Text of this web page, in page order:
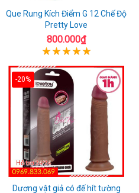
Que Rung Kích Điểm G 12 Chế Độ
Pretty Love
800.000₫
-20%
Dương vật giả có đế hít tường